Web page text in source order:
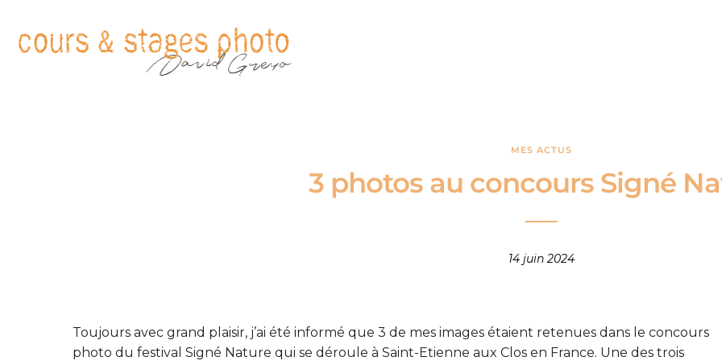
MES ACTUS
3 photos au concours Signé
14 juin 2024
Toujours avec grand plaisir, j’ai été informé que 3 de mes images étaient retenues dans le concours
photo du festival Signé Nature qui se déroule à Saint-Etienne aux Clos en France. Une des trois